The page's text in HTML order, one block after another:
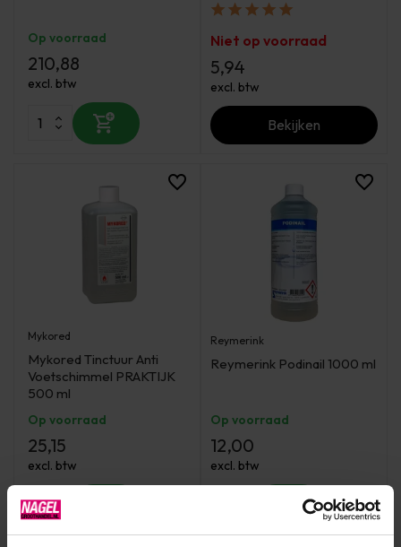
Op voorraad
210,88
excl. btw
Niet op voorraad
5,94
excl. btw
Bekijken
Mykored
Mykored Tinctuur Anti
Voetschimmel PRAKTIJK
500 ml
Op voorraad
25,15
excl. btw
Reymerink
Reymerink Podinail 1000 ml
Op voorraad
12,00
excl. btw